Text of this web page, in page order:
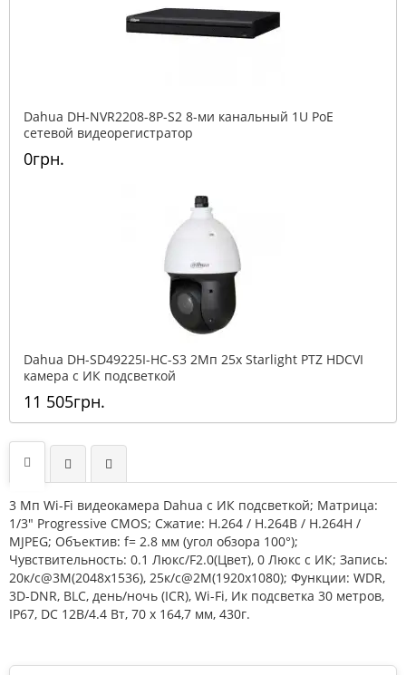
Dahua DH-NVR2208-8P-S2 8-ми канальный 1U PoE
сетевой видеорегистратор
0грн.
Dahua DH-SD49225I-HC-S3 2Mп 25x Starlight PTZ HDCVI
камера с ИК подсветкой
11 505грн.
3 Mп Wi-Fi видеокамера Dahua с ИК подсветкой; Матрица:
1/3" Progressive CMOS; Сжатие: H.264 / H.264B / H.264H /
MJPEG; Объектив: f= 2.8 мм (угол обзора 100°);
Чувствительность: 0.1 Люкс/F2.0(Цвет), 0 Люкс с ИК; Запись:
20к/с@3M(2048х1536), 25к/с@2M(1920х1080); Функции: WDR,
3D-DNR, BLC, день/ночь (ICR), Wi-Fi, Ик подсветка 30 метров,
IP67, DC 12В/4.4 Вт, 70 х 164,7 мм, 430г.